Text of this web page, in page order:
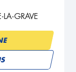
GRAVE